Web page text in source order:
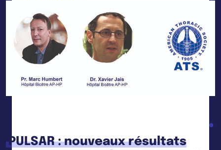
PULSAR : nouveaux résultats